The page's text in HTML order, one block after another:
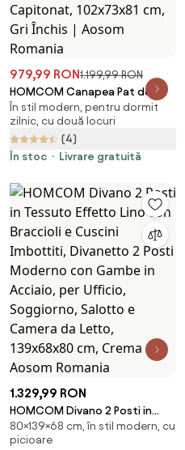
979,99 RON1.199,99 RON
HOMCOM Canapea Pat de 2
Locuri cu Spătar Reglabil pe 5
Nivele și 2 Perne din Material
Capitonat, 102x73x81 cm, Gri
Închis | Aosom Romania
În stil modern, pentru dormit
zilnic, cu două locuri
(4)
În stoc
Livrare gratuită
1.329,99 RON
HOMCOM Divano 2 Posti in
Tessuto Effetto Lino con
Braccioli e Cuscini Imbottiti,
80×139×68 cm, în stil modern, cu
picioare